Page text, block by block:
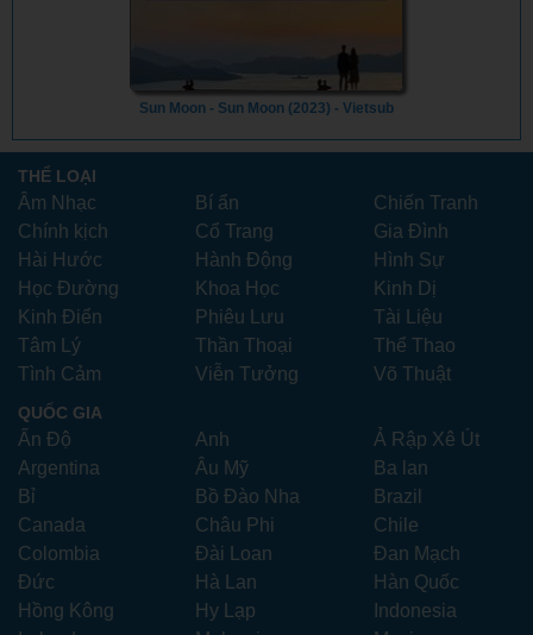
Sun Moon - Sun Moon (2023) - Vietsub
THỂ LOẠI
Âm Nhạc Bí ẩn
Chiến Tranh
Chính kịch
Cổ Trang
Gia Đình
Hài Hước
Hành Động
Hình Sự
Học Đường
Khoa Học
Kinh Dị
Kinh Điển
Phiêu Lưu
Tài Liệu
Tâm Lý
Thần Thoại
Thể Thao
Tình Cảm
Viễn Tưởng Võ Thuật
QUỐC GIA
Ấn Độ Anh
Ả Rập Xê Út
Argentina
Âu Mỹ
Ba lan
Bỉ
Bồ Đào Nha
Brazil
Canada
Châu Phi
Chile
Colombia
Đài Loan
Đan Mạch
Đức
Hà Lan
Hàn Quốc
Hồng Kông
Hy Lạp
Indonesia